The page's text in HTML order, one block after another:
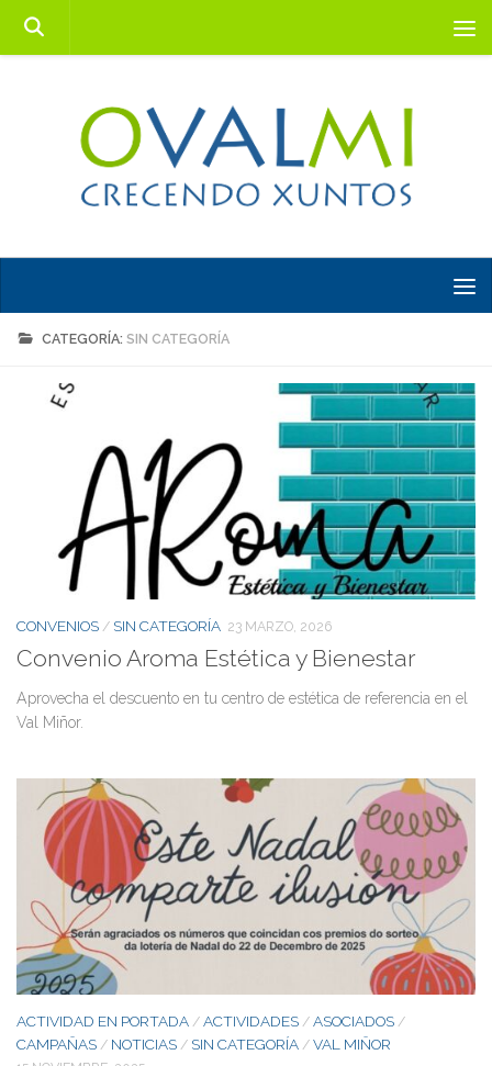
Saltar al contenido
CATEGORÍA:SIN CATEGORÍA
CONVENIOS / SIN CATEGORÍA 23 MARZO, 2026
Convenio Aroma Estética y Bienestar
Aprovecha el descuento en tu centro de estética de referencia en el
Val Miñor.
ACTIVIDAD EN PORTADA / ACTIVIDADES / ASOCIADOS /
CAMPAÑAS / NOTICIAS / SIN CATEGORÍA / VAL MIÑOR